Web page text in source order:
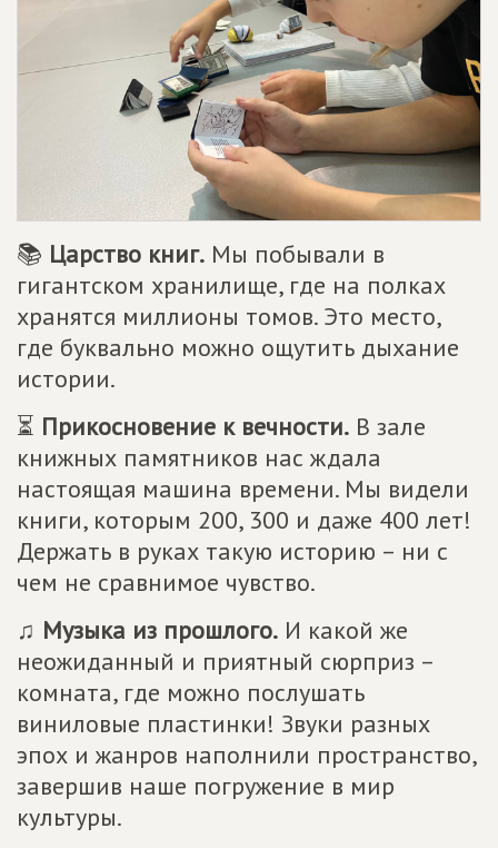
📚 Царство книг. Мы побывали в
гигантском хранилище, где на полках
хранятся миллионы томов. Это место,
где буквально можно ощутить дыхание
истории.
⏳ Прикосновение к вечности. В зале
книжных памятников нас ждала
настоящая машина времени. Мы видели
книги, которым 200, 300 и даже 400 лет!
Держать в руках такую историю – ни с
чем не сравнимое чувство.
♫ Музыка из прошлого. И какой же
неожиданный и приятный сюрприз –
комната, где можно послушать
виниловые пластинки! Звуки разных
эпох и жанров наполнили пространство,
завершив наше погружение в мир
культуры.